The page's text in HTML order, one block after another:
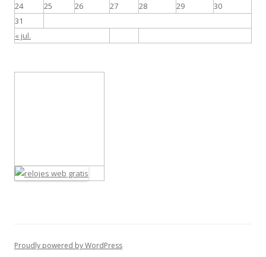
« jul.
24
25 26 27 28 29
30
31
Proudly powered by WordPress